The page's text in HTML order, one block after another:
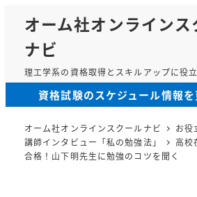
ン
オーム社オンラインス
ナビ
理工学系の資格取得とスキルアップに役
資格試験のスケジュール情報を
オーム社オンラインスクールナビ お役
講師インタビュー「私の勉強法」
高校
合格！山下明先生に勉強のコツを聞く